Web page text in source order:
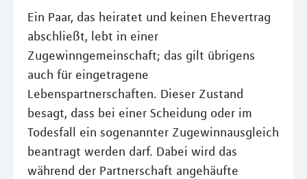
Ein Paar, das heiratet und keinen Ehevertrag
abschließt, lebt in einer
Zugewinngemeinschaft; das gilt übrigens
auch für eingetragene
Lebenspartnerschaften. Dieser Zustand
besagt, dass bei einer Scheidung oder im
Todesfall ein sogenannter Zugewinnausgleich
beantragt werden darf. Dabei wird das
während der Partnerschaft angehäufte